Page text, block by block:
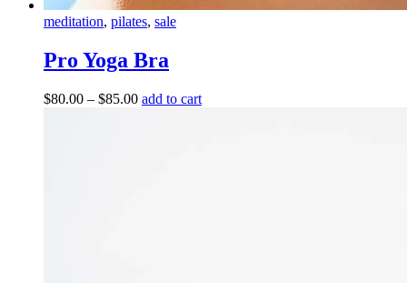
meditation, pilates, sale
Pro Yoga Bra
$80.00 – $85.00 add to cart